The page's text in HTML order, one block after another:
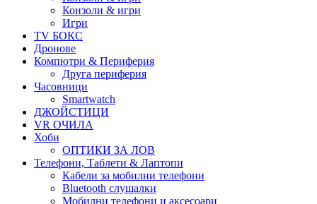
Конзоли & игри
Игри
TV БОКС
Дронове
Компютри & Периферия
Друга периферия
Часовници
Smartwatch
ДЖОЙСТИЦИ
VR ОЧИЛА
Хоби
ОПТИКИ ЗА ЛОВ
Телефони, Таблети & Лаптопи
Кабели за мобилни телефони
Bluetooth слушалки
Мобилни телефони и аксесоари